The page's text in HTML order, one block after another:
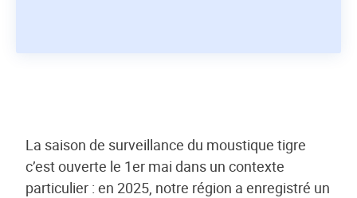
La saison de surveillance du moustique tigre
c’est ouverte le 1er mai dans un contexte
particulier : en 2025, notre région a enregistré un